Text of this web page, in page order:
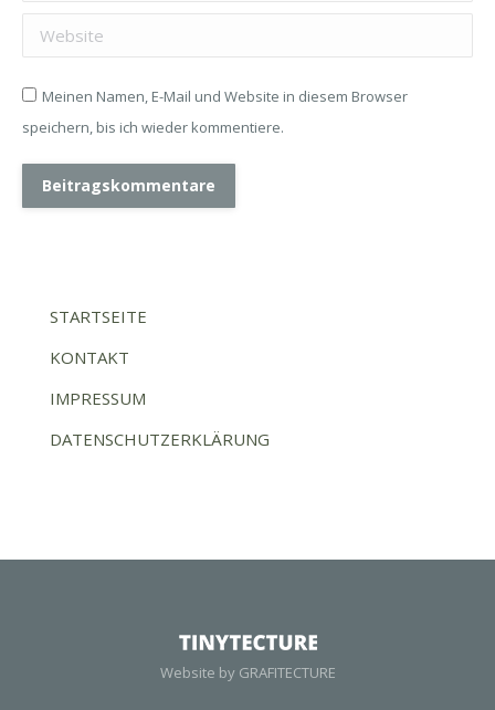
Website
Meinen Namen, E-Mail und Website in diesem Browser
speichern, bis ich wieder kommentiere.
Beitragskommentare
STARTSEITE
KONTAKT
IMPRESSUM
DATENSCHUTZERKLÄRUNG
Website by GRAFITECTURE